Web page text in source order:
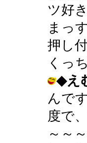
ツ好
まっ
押し
くっ
◆え
んで
度で
～～